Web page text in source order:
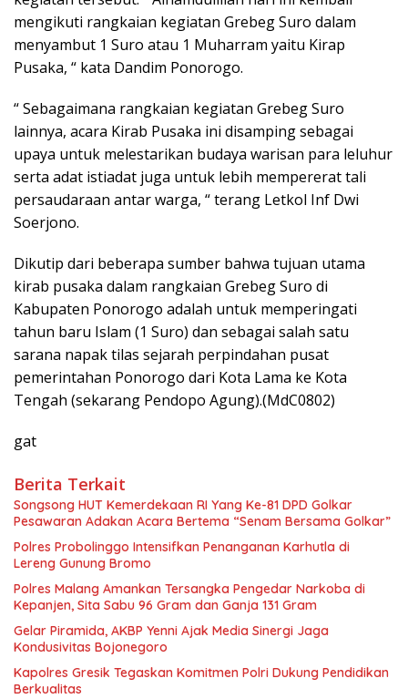
mengikuti rangkaian kegiatan Grebeg Suro dalam
menyambut 1 Suro atau 1 Muharram yaitu Kirap
Pusaka, “ kata Dandim Ponorogo.
“ Sebagaimana rangkaian kegiatan Grebeg Suro
lainnya, acara Kirab Pusaka ini disamping sebagai
upaya untuk melestarikan budaya warisan para leluhur
serta adat istiadat juga untuk lebih mempererat tali
persaudaraan antar warga, “ terang Letkol Inf Dwi
Soerjono.
Dikutip dari beberapa sumber bahwa tujuan utama
kirab pusaka dalam rangkaian Grebeg Suro di
Kabupaten Ponorogo adalah untuk memperingati
tahun baru Islam (1 Suro) dan sebagai salah satu
sarana napak tilas sejarah perpindahan pusat
pemerintahan Ponorogo dari Kota Lama ke Kota
Tengah (sekarang Pendopo Agung).(MdC0802)
gat
Berita Terkait
Songsong HUT Kemerdekaan RI Yang Ke-81 DPD Golkar
Pesawaran Adakan Acara Bertema “Senam Bersama Golkar”
Polres Probolinggo Intensifkan Penanganan Karhutla di
Lereng Gunung Bromo
Polres Malang Amankan Tersangka Pengedar Narkoba di
Kepanjen, Sita Sabu 96 Gram dan Ganja 131 Gram
Gelar Piramida, AKBP Yenni Ajak Media Sinergi Jaga
Kondusivitas Bojonegoro
Kapolres Gresik Tegaskan Komitmen Polri Dukung Pendidikan
Berkualitas